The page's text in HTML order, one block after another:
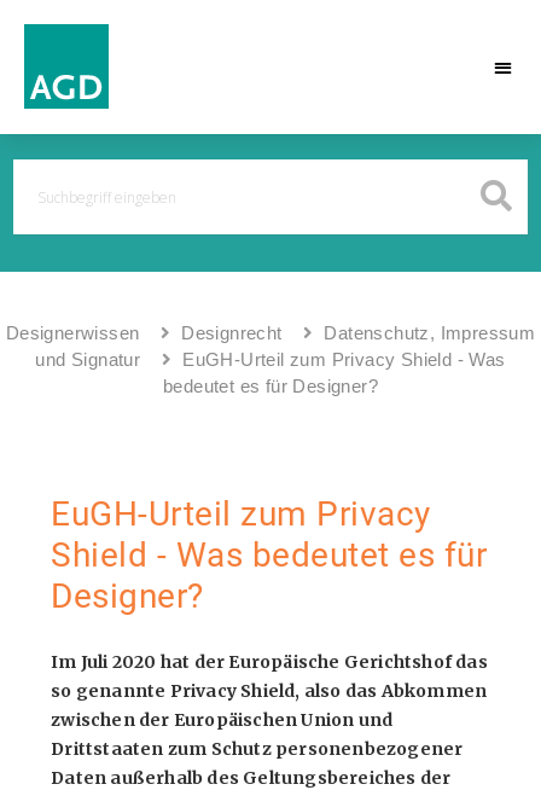
Designerwissen Designrecht
Datenschutz, Impressum
und Signatur
EuGH-Urteil zum Privacy Shield - Was
bedeutet es für Designer?
EuGH-Urteil zum Privacy
Shield - Was bedeutet es für
Designer?
Im Juli 2020 hat der Europäische Gerichtshof das
so genannte Privacy Shield, also das Abkommen
zwischen der Europäischen Union und
Drittstaaten zum Schutz personenbezogener
Daten außerhalb des Geltungsbereiches der